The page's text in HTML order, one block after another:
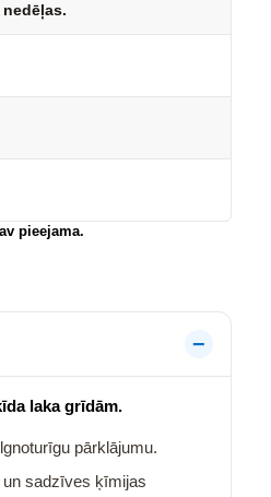
pieejama.
laka grīdām.
pārklājumu.
sadzīves ķīmijas